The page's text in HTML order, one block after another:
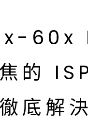
60x
的
底解